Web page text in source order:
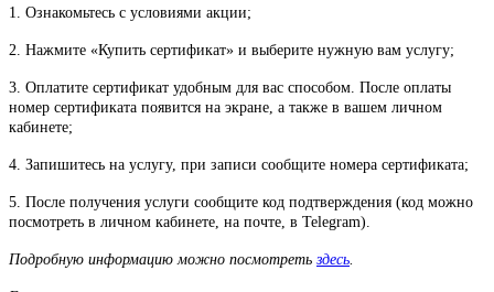
1. Ознакомьтесь с условиями акции;
2. Нажмите «Купить сертификат» и выберите нужную вам услугу;
3. Оплатите сертификат удобным для вас способом. После оплаты
номер сертификата появится на экране, а также в вашем личном
кабинете;
4. Запишитесь на услугу, при записи сообщите номера сертификата;
5. После получения услуги сообщите код подтверждения (код можно
посмотреть в личном кабинете, на почте, в Telegram).
Подробную информацию можно посмотреть здесь.